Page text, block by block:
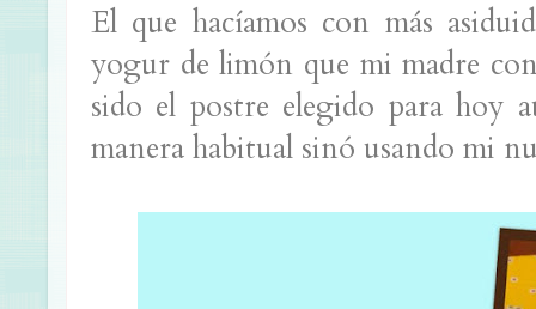
El que hacíamos con más
yogur de limón que mi madre
sido el postre elegido para hoy
manera habitual sinó usando mi